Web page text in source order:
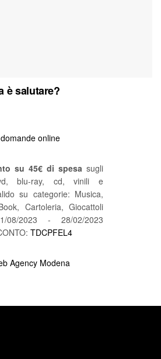
è salutare?
domande online
su 45€ di spesa sugli
blu-ray, cd, vinili e
su categorie: Musica,
Cartoleria, Giocattoli
08/2023 - 28/02/2023
TDCPFEL4
Agency Modena